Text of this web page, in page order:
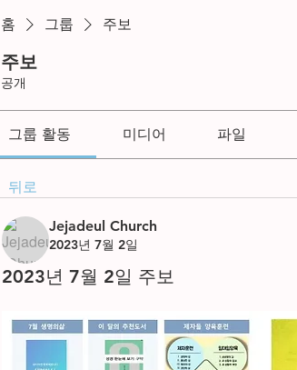
홈 그룹 주보
주보
공개
그룹 활동 미디어 파일
뒤로
Jejadeul Church
2023년 7월 2일
2023년 7월 2일 주보